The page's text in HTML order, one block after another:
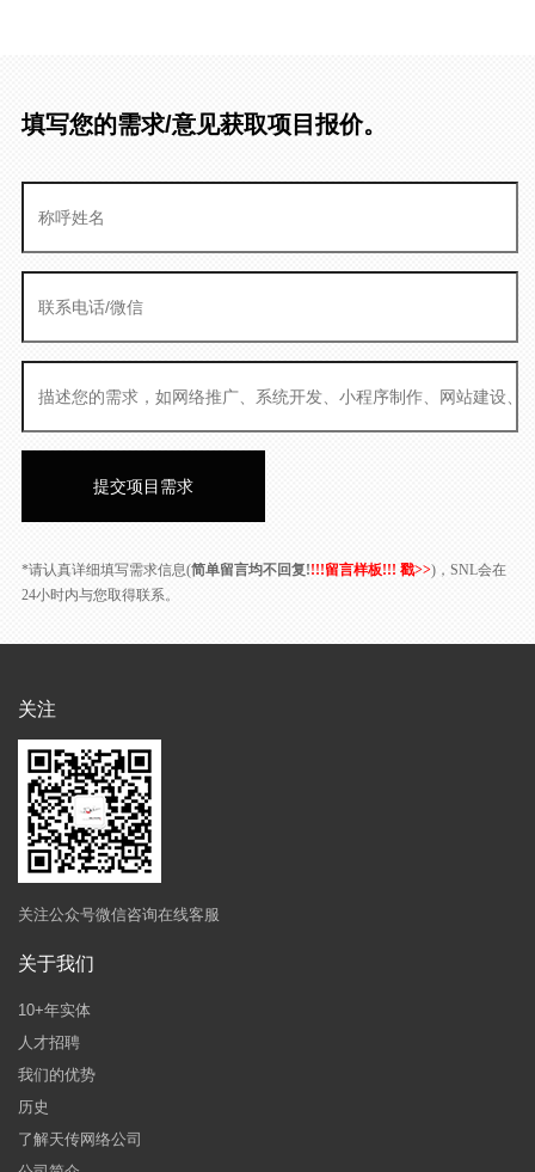
填写您的需求/意见获取项目报价。
*请认真详细填写需求信息(简单留言均不回复!!!!留言样板!!! 戳>>)，SNL会在
24小时内与您取得联系。
关注
关注公众号微信咨询在线客服
关于我们
10+年实体
人才招聘
我们的优势
历史
了解天传网络公司